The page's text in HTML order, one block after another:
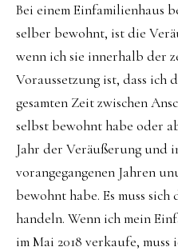
Bei einem Einfamilienhaus
selber bewohnt, ist die
wenn ich sie innerhalb der
Voraussetzung ist, dass ich
gesamten Zeit zwischen
selbst bewohnt habe oder
Jahr der Veräußerung und
vorangegangenen Jahren
bewohnt habe. Es muss
handeln. Wenn ich mein
im Mai 2018 verkaufe, muss